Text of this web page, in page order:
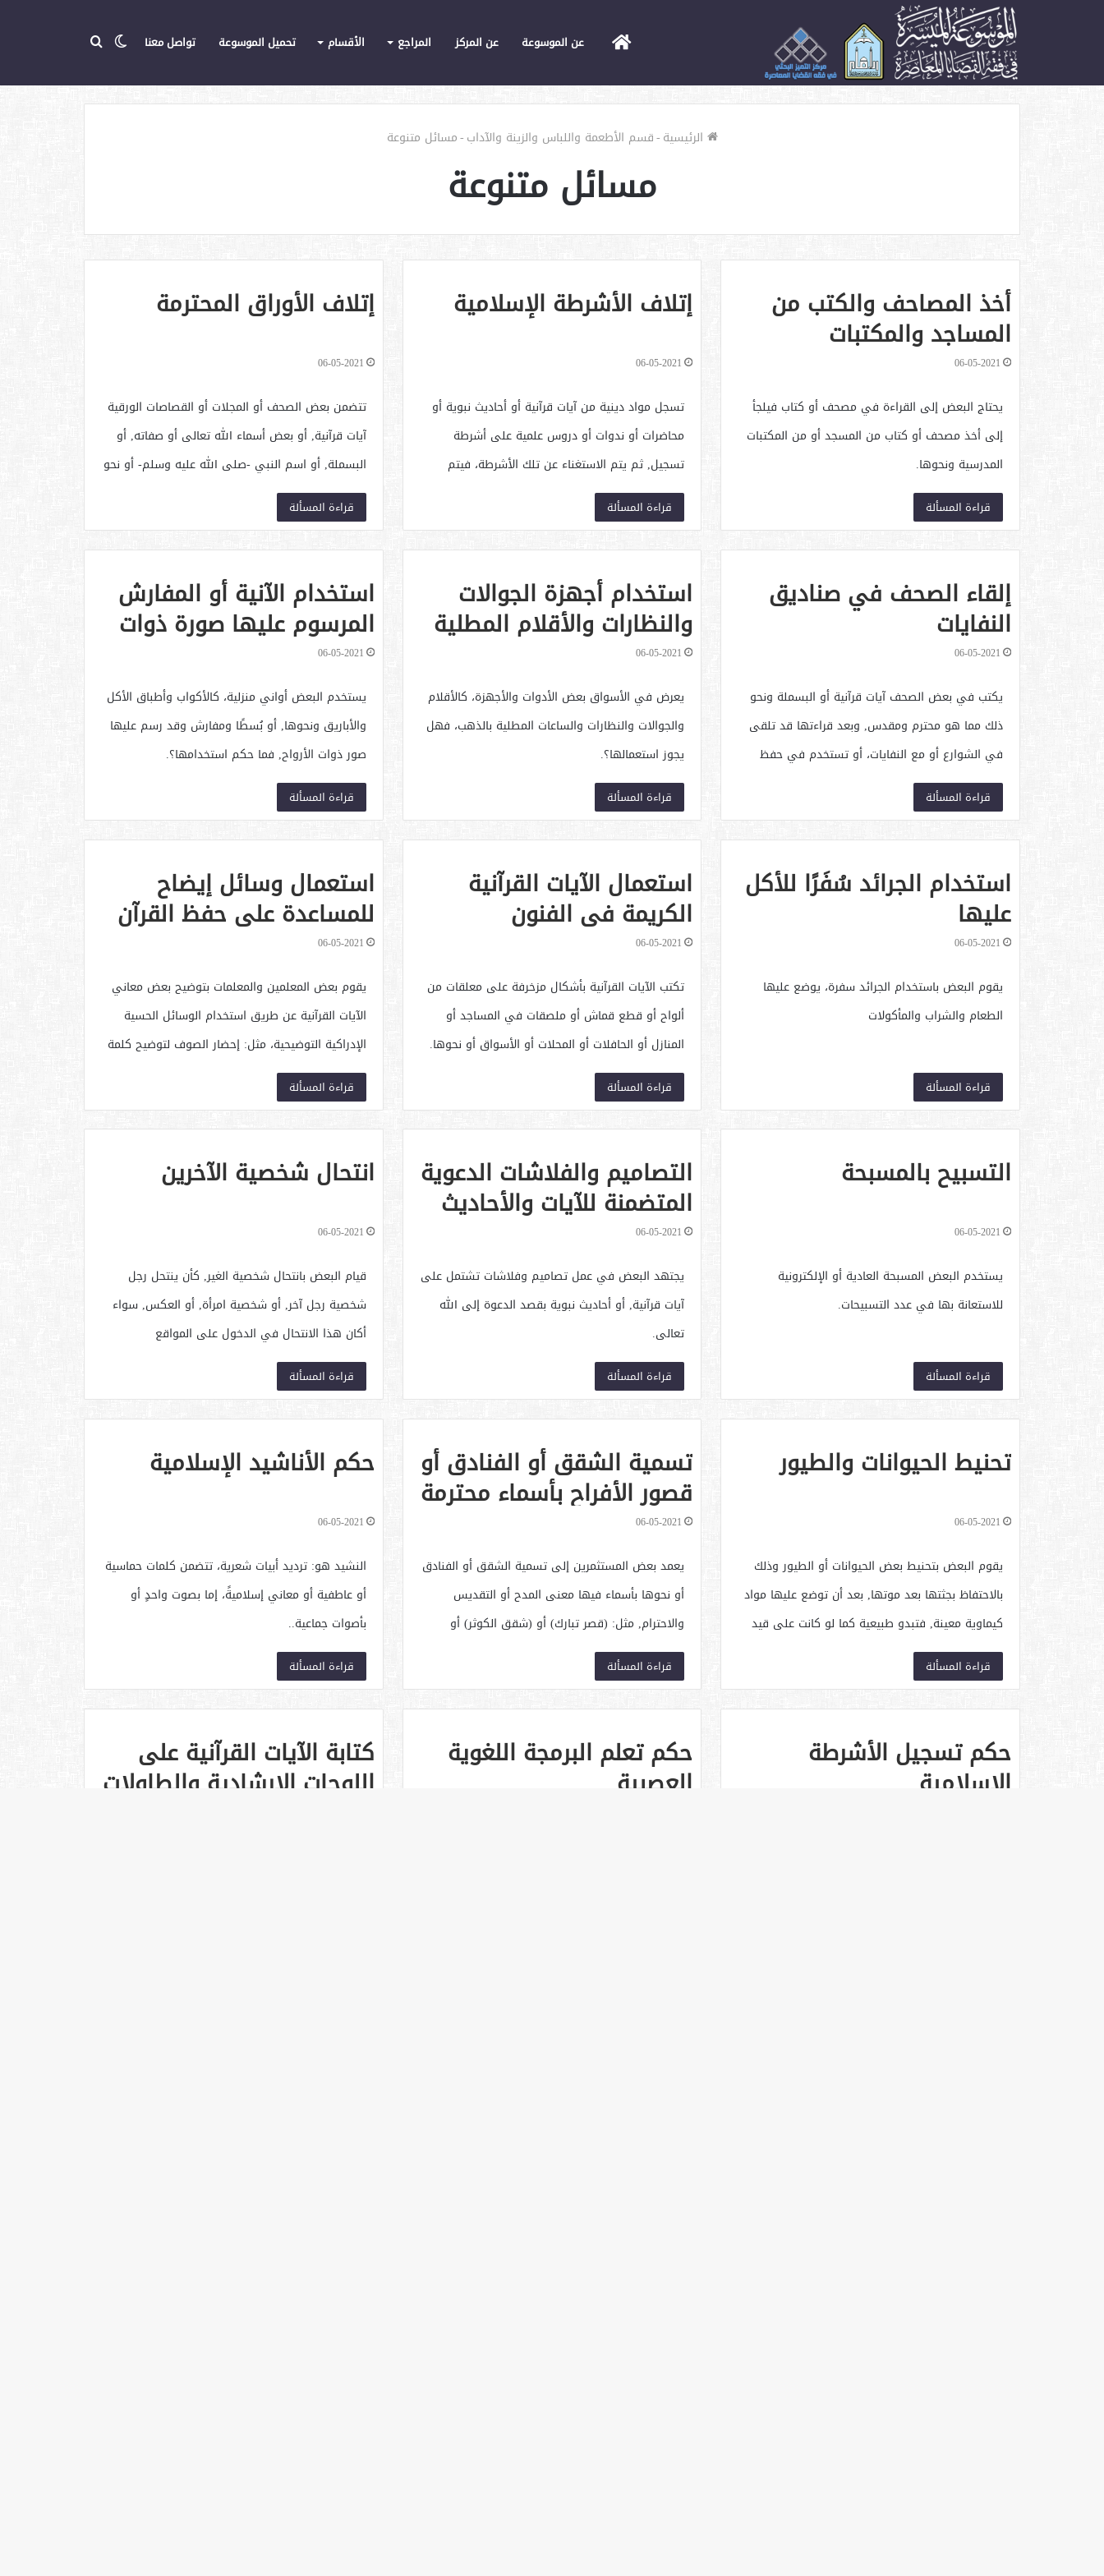
الرئيسيةعن الموسوعة عن المركز المراجع الأقسام تحميل الموسوعة تواصل معنا الوضع
الأكثر زيارة
الرئيسية-قسم الأطعمة واللباس والزينة والآداب-مسائل متنوعة
مسائل متنوعة
أخذ المصاحف والكتب من
المساجد والمكتبات
06-05-2021
يحتاج البعض إلى القراءة في مصحف أو كتاب فيلجأ
إلى أخذ مصحف أو كتاب من المسجد أو من المكتبات
المدرسية ونحوها.
قراءة المسألة
إتلاف الأشرطة الإسلامية
06-05-2021
تسجل مواد دينية من آيات قرآنية أو أحاديث نبوية أو
محاضرات أو ندوات أو دروس علمية على أشرطة
تسجيل, ثم يتم الاستغناء عن تلك الأشرطة، فيتم
إتلافها.
قراءة المسألة
إتلاف الأوراق المحترمة
06-05-2021
تتضمن بعض الصحف أو المجلات أو القصاصات الورقية
آيات قرآنية, أو بعض أسماء الله تعالى أو صفاته, أو
البسملة, أو اسم النبي -صلى الله عليه وسلم- أو نحو
ذلك, فيتخلص البعض منها بعد قراءتها أو عدم إمكانية
الاحتفاظ بها .
قراءة المسألة
إلقاء الصحف في صناديق
النفايات
06-05-2021
يكتب في بعض الصحف آيات قرآنية أو البسملة ونحو
ذلك مما هو محترم ومقدس, وبعد قراءتها قد تلقى
في الشوارع أو مع النفايات، أو تستخدم في حفظ
بعض الأغراض.
قراءة المسألة
استخدام أجهزة الجوالات
والنظارات والأقلام المطلية
بالذهب
06-05-2021
يعرض في الأسواق بعض الأدوات والأجهزة، كالأقلام
والجوالات والنظارات والساعات المطلية بالذهب، فهل
يجوز استعمالها؟.
قراءة المسألة
استخدام الآنية أو المفارش
المرسوم عليها صورة ذوات
الأرواح
06-05-2021
يستخدم البعض أواني منزلية، كالأكواب وأطباق الأكل
والأباريق ونحوها, أو بُسطًا ومفارش وقد رسم عليها
صور ذوات الأرواح, فما حكم استخدامها؟.
قراءة المسألة
استخدام الجرائد سُفَرًا للأكل
عليها
06-05-2021
يقوم البعض باستخدام الجرائد سفرة، يوضع عليها
الطعام والشراب والمأكولات
قراءة المسألة
استعمال الآيات القرآنية
الكريمة في الفنون
التشكيلية أو الزخارف
الإسلامية
06-05-2021
تكتب الآيات القرآنية بأشكال مزخرفة على معلقات من
ألواح أو قطع قماش أو ملصقات في المساجد أو
المنازل أو الحافلات أو المحلات أو الأسواق أو نحوها.
قراءة المسألة
استعمال وسائل إيضاح
للمساعدة على حفظ القرآن
الكريم
06-05-2021
يقوم بعض المعلمين والمعلمات بتوضيح بعض معاني
الآيات القرآنية عن طريق استخدام الوسائل الحسية
الإدراكية التوضيحية، مثل: إحضار الصوف لتوضيح كلمة
العهن, أو إحضار الطين عند ورود قصة خلق آدم, ونحو
ذلك.
قراءة المسألة
التسبيح بالمسبحة
06-05-2021
يستخدم البعض المسبحة العادية أو الإلكترونية
للاستعانة بها في عدد التسبيحات.
قراءة المسألة
التصاميم والفلاشات الدعوية
المتضمنة للآيات والأحاديث
06-05-2021
يجتهد البعض في عمل تصاميم وفلاشات تشتمل على
آيات قرآنية, أو أحاديث نبوية بقصد الدعوة إلى الله
تعالى.
قراءة المسألة
انتحال شخصية الآخرين
06-05-2021
قيام البعض بانتحال شخصية الغير, كأن ينتحل رجل
شخصية رجل آخر, أو شخصية امرأة, أو العكس, سواء
أكان هذا الانتحال في الدخول على المواقع
الإلكترونية كتابة أم محادثة أم ما سوى ذلك من
مجالات الانتحال العديدة.
قراءة المسألة
تحنيط الحيوانات والطيور
06-05-2021
يقوم البعض بتحنيط بعض الحيوانات أو الطيور وذلك
بالاحتفاظ بجثتها بعد موتها, بعد أن توضع عليها مواد
كيماوية معينة, فتبدو طبيعية كما لو كانت على قيد
الحياة, فلا تتحلل أنسجتها, ولا تتعفن أجزاؤها بعد أن
أزيلت الرطوبات عنها, ويجعلها البعض…
قراءة المسألة
تسمية الشقق أو الفنادق أو
قصور الأفراح بأسماء محترمة
06-05-2021
يعمد بعض المستثمرين إلى تسمية الشقق أو الفنادق
أو نحوها بأسماء فيها معنى المدح أو التقديس
والاحترام, مثل: (قصر تبارك) أو (شقق الكوثر) أو
(فندق الفردوس) أو نحو ذلك.
قراءة المسألة
حكم الأناشيد الإسلامية
06-05-2021
النشيد هو: ترديد أبيات شعرية، تتضمن كلمات حماسية
أو عاطفية أو معاني إسلاميةً، إما بصوت واحدٍ أو
بأصوات جماعية..
قراءة المسألة
حكم تسجيل الأشرطة
الإسلامية
حكم تعلم البرمجة اللغوية
العصبية
كتابة الآيات القرآنية على
اللوحات الإرشادية والطاولات